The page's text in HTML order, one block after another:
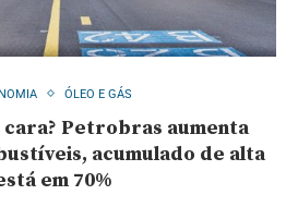
ÓLEO E GÁS
cara? Petrobras aumenta
acumulado de alta
em 70%